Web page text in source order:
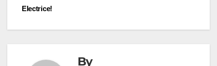
Electrice!
By